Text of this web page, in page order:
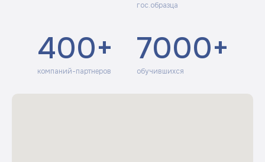
компаний-партнеров
400+
обучившихся
7000+
гос.образца